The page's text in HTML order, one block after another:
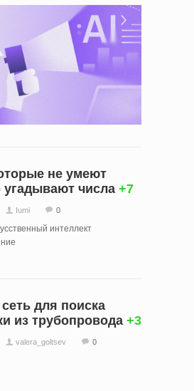
не умеют
угадывают числа +7
Iumi 0
интеллект
для поиска
из трубопровода +3
valera_goltsev 0